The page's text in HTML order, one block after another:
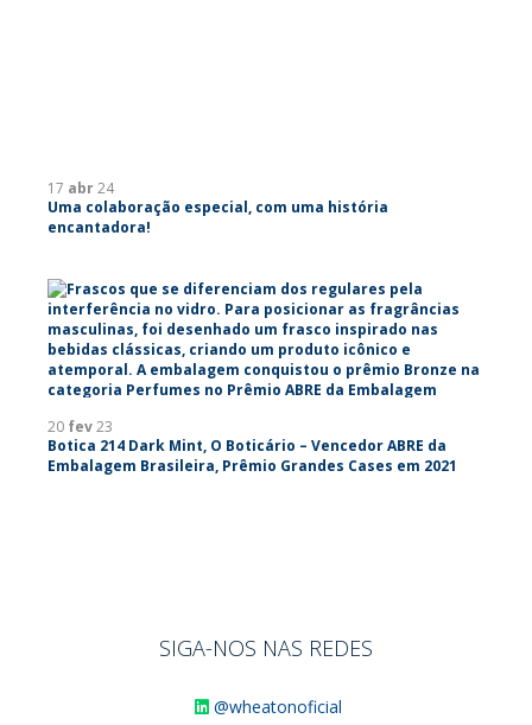
17 abr24
Uma colaboração especial, com uma história
encantadora!
20 fev23
Botica 214 Dark Mint, O Boticário – Vencedor ABRE da
Embalagem Brasileira, Prêmio Grandes Cases em 2021
SIGA-NOS NAS REDES
@wheatonoficial